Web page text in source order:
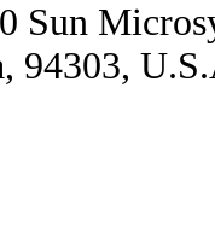
Sun
94303,